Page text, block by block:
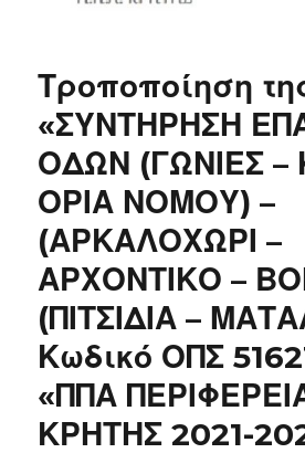
Τροποποίηση
«ΣΥΝΤΗΡΗΣΗ
ΟΔΩΝ (ΓΩΝΙΕΣ –
ΟΡΙΑ ΝΟΜΟΥ) –
(ΑΡΚΑΛΟΧΩΡΙ –
ΑΡΧΟΝΤΙΚΟ –
(ΠΙΤΣΙΔΙΑ –
Κωδικό ΟΠΣ
«ΠΠΑ
ΚΡΗΤΗΣ 2021-